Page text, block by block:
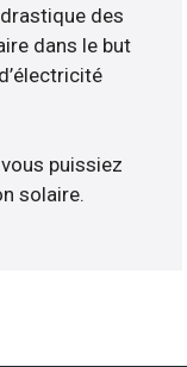
des
dans le but
puissiez
solaire.